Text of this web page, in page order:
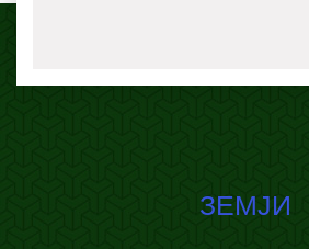
ЗЕМЈИ